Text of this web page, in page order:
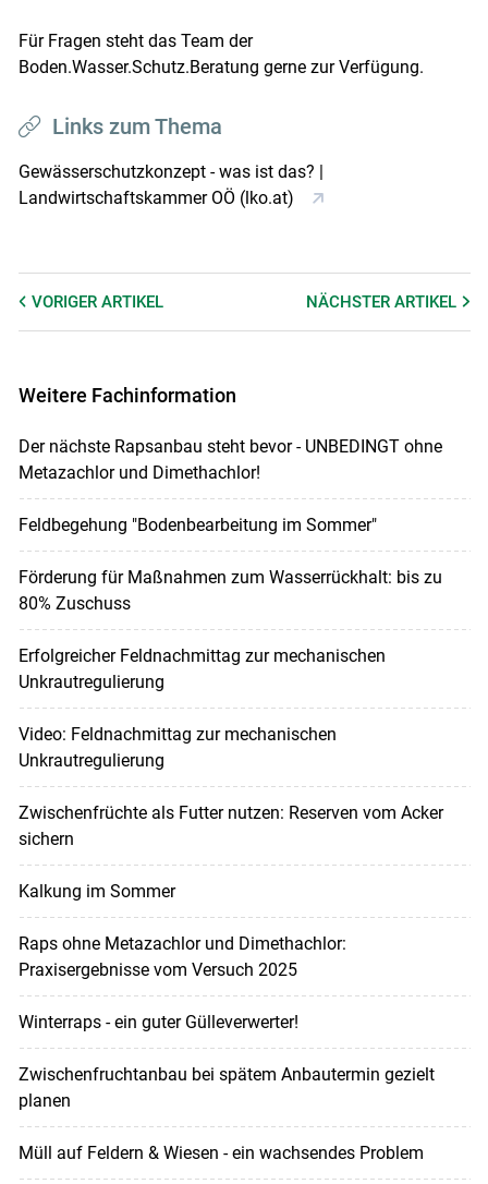
Für Fragen steht das Team der
Boden.Wasser.Schutz.Beratung gerne zur Verfügung.
Links zum Thema
Gewässerschutzkonzept - was ist das? |
Landwirtschaftskammer OÖ (lko.at)
VORIGER ARTIKEL NÄCHSTERARTIKEL
Weitere Fachinformation
Der nächste Rapsanbau steht bevor - UNBEDINGT ohne
Metazachlor und Dimethachlor!
Feldbegehung "Bodenbearbeitung im Sommer"
Förderung für Maßnahmen zum Wasserrückhalt: bis zu
80% Zuschuss
Erfolgreicher Feldnachmittag zur mechanischen
Unkrautregulierung
Video: Feldnachmittag zur mechanischen
Unkrautregulierung
Zwischenfrüchte als Futter nutzen: Reserven vom Acker
sichern
Kalkung im Sommer
Raps ohne Metazachlor und Dimethachlor:
Praxisergebnisse vom Versuch 2025
Winterraps - ein guter Gülleverwerter!
Zwischenfruchtanbau bei spätem Anbautermin gezielt
planen
Müll auf Feldern & Wiesen - ein wachsendes Problem